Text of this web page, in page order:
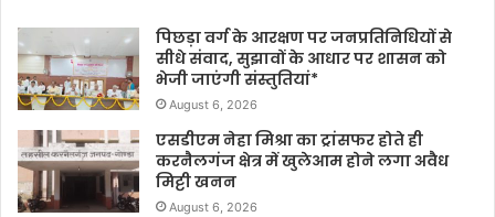
पिछड़ा वर्ग के आरक्षण पर जनप्रतिनिधियों से
सीधे संवाद, सुझावों के आधार पर शासन को
भेजी जाएंगी संस्तुतियां*
August 6, 2026
एसडीएम नेहा मिश्रा का ट्रांसफर होते ही
करनैलगंज क्षेत्र में खुलेआम होने लगा अवैध
मिट्टी खनन
August 6, 2026